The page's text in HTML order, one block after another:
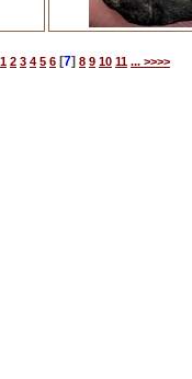
1 2 3 4 5 6 [7] 8 9 10 11 ... >>>>